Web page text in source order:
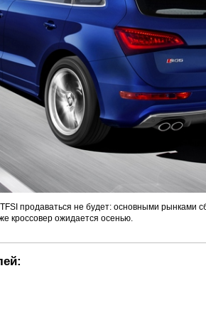
продаваться не будет: основными рынками
кроссовер ожидается осенью.